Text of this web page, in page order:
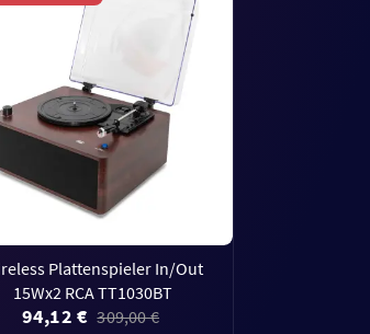
Plattenspieler In/Out
15Wx2 RCA TT1030BT
94,12 € 309,00 €